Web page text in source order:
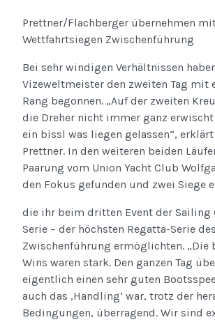
Prettner/Flachberger übernehmen
Wettfahrtsiegen Zwischenführung
Bei sehr windigen Verhältnissen
Vizeweltmeister den zweiten Tag mit
Rang begonnen. „Auf der zweiten
die Dreher nicht immer ganz
ein bissl was liegen gelassen“,
Prettner. In den weiteren beiden
Paarung vom Union Yacht Club
den Fokus gefunden und zwei Siege
die ihr beim dritten Event der Sailing
Serie – der höchsten Regatta-Serie
Zwischenführung ermöglichten. „Die
Wins waren stark. Den ganzen Tag
eigentlich einen sehr guten
auch das ‚Handling‘ war, trotz der
Bedingungen, überragend. Wir sind